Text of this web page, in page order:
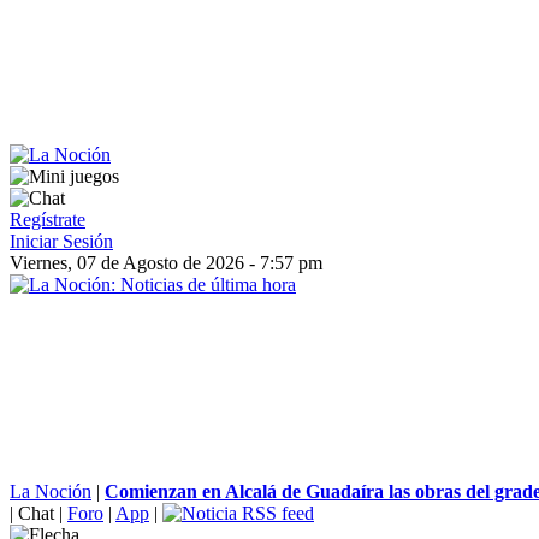
Regístrate
Iniciar Sesión
Viernes, 07 de Agosto de 2026 - 7:57 pm
La Noción | Comienzan en Alcalá de Guadaíra las obras del
| Chat | Foro | App |